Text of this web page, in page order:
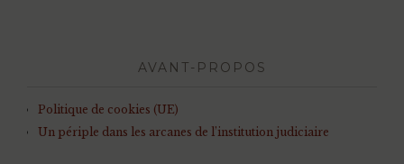
AVANT-PROPOS
Politique de cookies (UE)
Un périple dans les arcanes de l’institution judiciaire